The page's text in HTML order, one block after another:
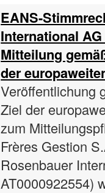
EANS-
International
Mitteilung
der
Veröffentlichung
Ziel der
zum
Frères Gestion
Rosenbauer
AT0000922554)